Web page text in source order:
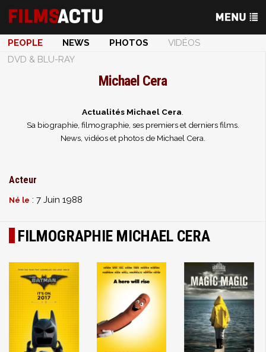
PEOPLE NEWS PHOTOS
VIDÉOS
DVD & BLU-RAY
Michael Cera
Actualités Michael Cera
Sa biographie, filmographie, ses premiers et derniers films.
News, vidéos et photos de Michael Cera.
Acteur
Né le : 7 Juin 1988
FILMOGRAPHIE MICHAEL CERA